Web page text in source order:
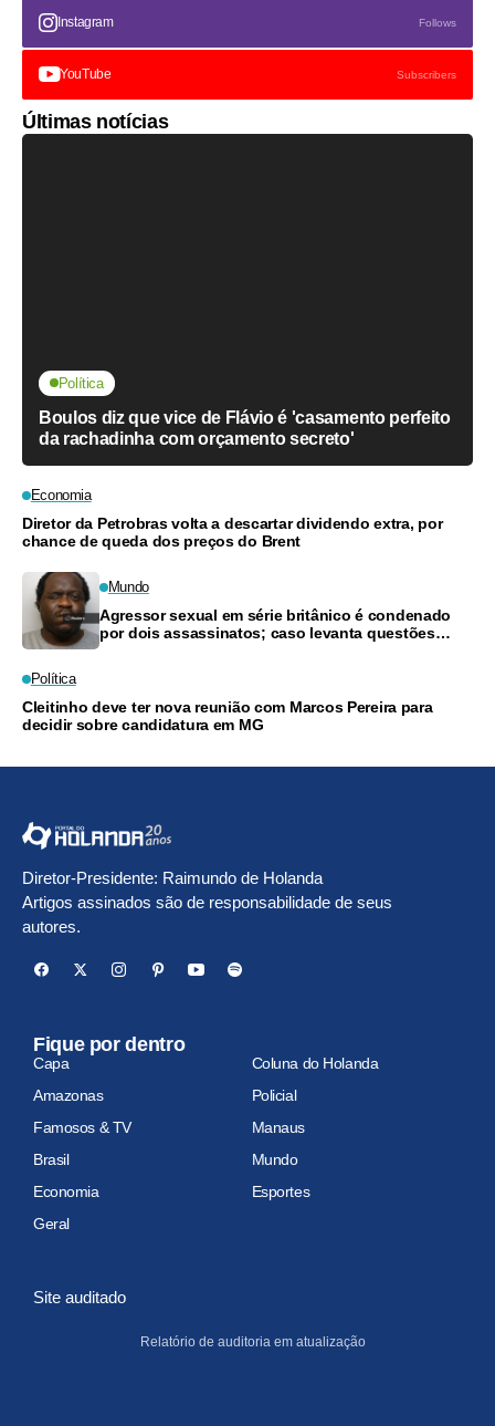
Instagram Follows
YouTube Subscribers
Últimas notícias
Política
Boulos diz que vice de Flávio é 'casamento perfeito
da rachadinha com orçamento secreto'
Economia
Diretor da Petrobras volta a descartar dividendo extra, por
chance de queda dos preços do Brent
Mundo
Agressor sexual em série britânico é condenado
por dois assassinatos; caso levanta questões
Política
Cleitinho deve ter nova reunião com Marcos Pereira para
decidir sobre candidatura em MG
Diretor-Presidente: Raimundo de Holanda
Artigos assinados são de responsabilidade de seus
autores.
Fique por dentro
Capa
Coluna do Holanda
Amazonas
Policial
Famosos & TV
Manaus
Brasil
Mundo
Economia
Esportes
Geral
Site auditado
Relatório de auditoria em atualização